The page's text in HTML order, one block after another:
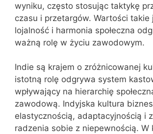
wyniku, często stosując taktykę
czasu i przetargów. Wartości takie
lojalność i harmonia społeczna
ważną rolę w życiu zawodowym.
Indie są krajem o zróżnicowanej
istotną rolę odgrywa system
wpływający na hierarchię
zawodową. Indyjska kultura
elastycznością, adaptacyjnością i
radzenia sobie z niepewnością. W